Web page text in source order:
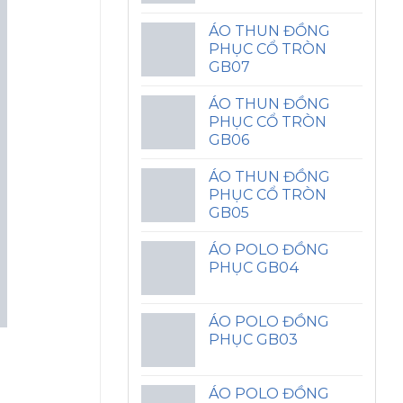
ÁO THUN ĐỒNG
PHỤC CỔ TRÒN
GB07
ÁO THUN ĐỒNG
PHỤC CỔ TRÒN
GB06
ÁO THUN ĐỒNG
PHỤC CỔ TRÒN
GB05
ÁO POLO ĐỒNG
PHỤC GB04
ÁO POLO ĐỒNG
PHỤC GB03
ÁO POLO ĐỒNG